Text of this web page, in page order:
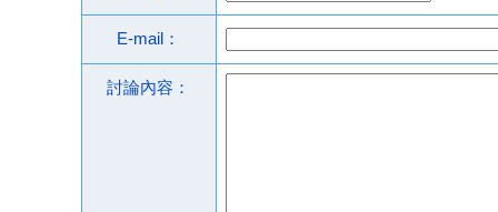
E-mail：
討論內容：